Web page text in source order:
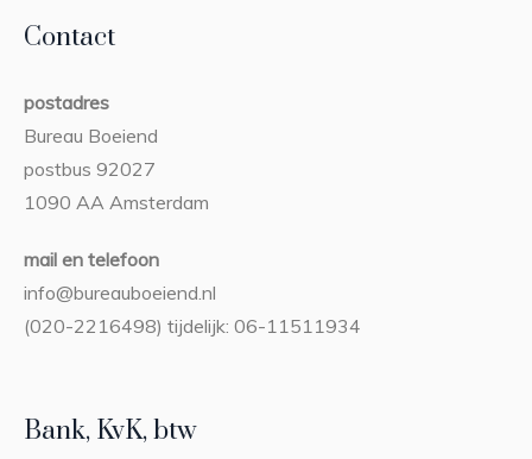
Contact
postadres
Bureau Boeiend
postbus 92027
1090 AA Amsterdam
mail en telefoon
info@bureauboeiend.nl
(020-2216498) tijdelijk: 06-11511934
Bank, KvK, btw